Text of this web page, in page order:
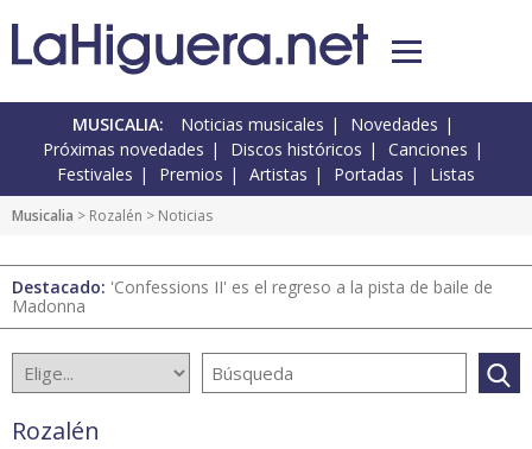
MUSICALIA: Noticias musicales
Novedades
Próximas novedades
Discos históricos
Canciones
Festivales
Premios Artistas Portadas Listas
Musicalia > Rozalén > Noticias
Destacado: 'Confessions II' es el regreso a la pista de baile de
Madonna
Rozalén